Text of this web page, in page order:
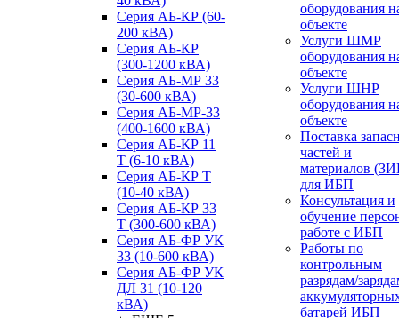
Серия АБ-КР (60-
200 кВА)
Серия АБ-КР
(300-1200 кВА)
Серия АБ-МР 33
(30-600 кВА)
Серия АБ-МР-33
(400-1600 кВА)
Серия АБ-КР 11
Т (6-10 кВА)
Серия АБ-КР Т
(10-40 кВА)
Серия АБ-КР 33
Т (300-600 кВА)
Серия АБ-ФР УК
33 (10-600 кВА)
Серия АБ-ФР УК
ДЛ 31 (10-120
кВА)
оборудования
объекте
Услуги ШМР
оборудования
объекте
Услуги ШНР
оборудования
объекте
Поставка
частей и
материалов
для ИБП
Консультация и
обучение
работе с ИБП
Работы по
контрольным
разрядам/
батарей ИБП